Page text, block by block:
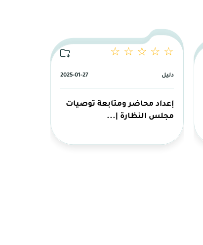
☆ ☆ ☆ ☆ ☆
دليل 2025-01-27
إعداد محاضر ومتابعة توصيات
مجلس النظارة |...